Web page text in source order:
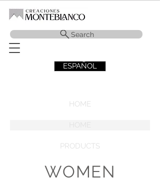
Search
ESPAÑOL
HOME
PRODUCTS
WOMEN